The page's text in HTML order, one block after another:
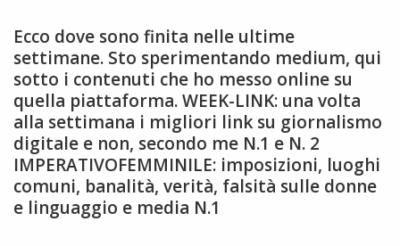
Ecco dove sono finita nelle ultime
settimane. Sto sperimentando medium, qui
sotto i contenuti che ho messo online su
quella piattaforma. WEEK-LINK: una volta
alla settimana i migliori link su giornalismo
digitale e non, secondo me N.1 e N. 2
IMPERATIVOFEMMINILE: imposizioni, luoghi
comuni, banalità, verità, falsità sulle donne
e linguaggio e media N.1